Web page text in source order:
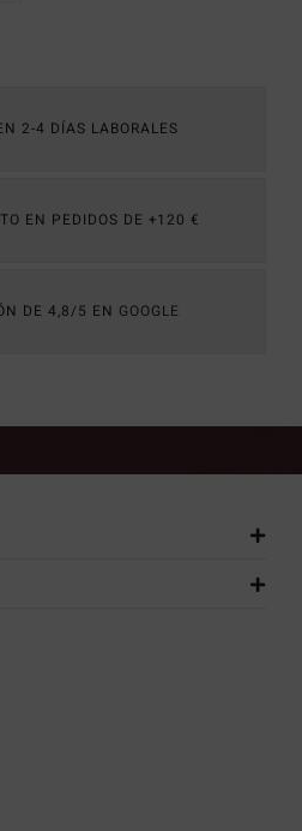
2-4 DÍAS LABORALES
EN PEDIDOS DE +120 €
DE 4,8/5 EN GOOGLE